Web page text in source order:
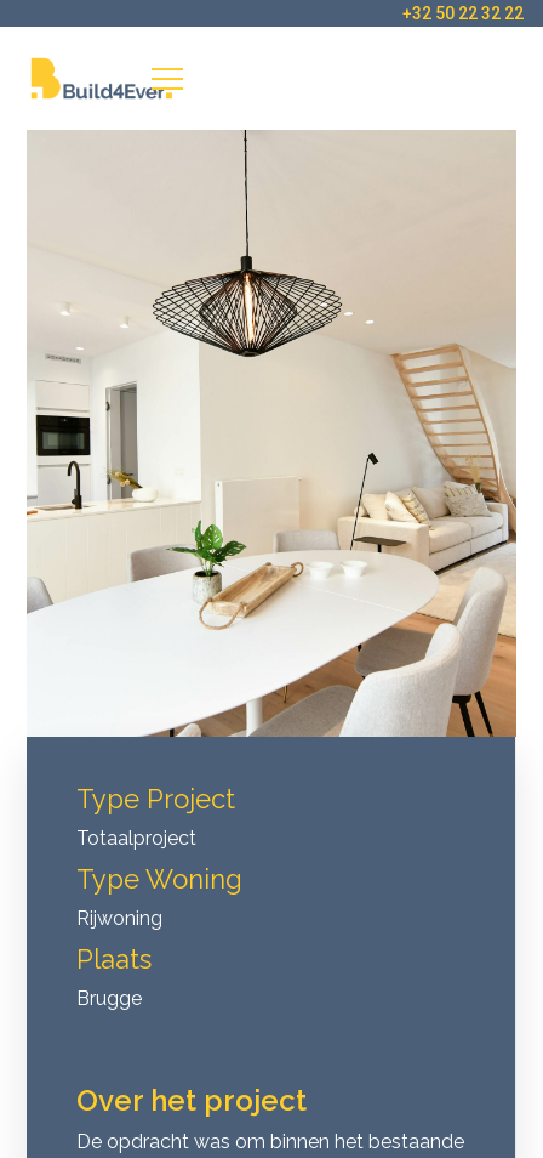
+32 50 22 32 22
Type Project
Totaalproject
Type Woning
Rijwoning
Plaats
Brugge
Over het project
De opdracht was om binnen het bestaande